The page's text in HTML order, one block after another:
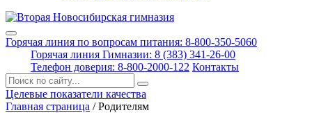
Горячая линия по вопросам питания: 8-800-350-5060
Горячая линия Гимназии: 8 (383) 341-26-00
Телефон доверия: 8-800-2000-122 Контакты
Поиск:
Целевые показатели качества
Главная страница /Родителям